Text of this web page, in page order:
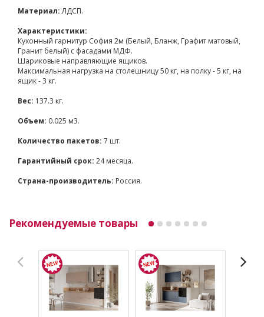
Материал:ЛДСП.
Характеристики:
Кухонный гарнитур София 2м (Белый, Бланж, Графит матовый,
Гранит белый) с фасадами МДФ.
Шариковые направляющие ящиков.
Максимальная нагрузка на столешницу 50 кг, на полку - 5 кг, на
ящик - 3 кг.
Вес: 137.3 кг.
Объем: 0.025 м3.
Количество пакетов: 7 шт.
Гарантийный срок: 24 месяца.
Страна-производитель: Россия.
Рекомендуемые товары